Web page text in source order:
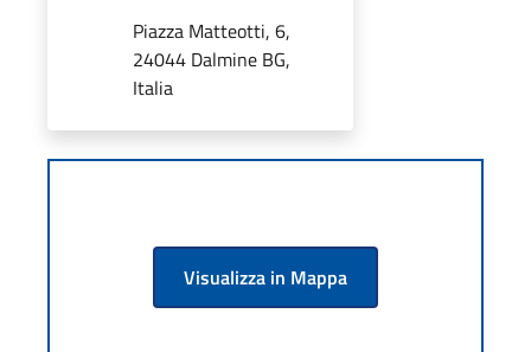
Piazza Matteotti, 6,
24044 Dalmine BG,
Italia
Visualizza in Mappa